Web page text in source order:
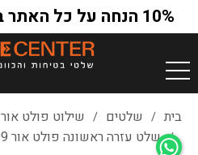
10% הנחה על כל האתר בקוד קופון extra10
בית / שלטים / שילוט פולט אור
/ שלט עזרה ראשונה פולט אור K1299